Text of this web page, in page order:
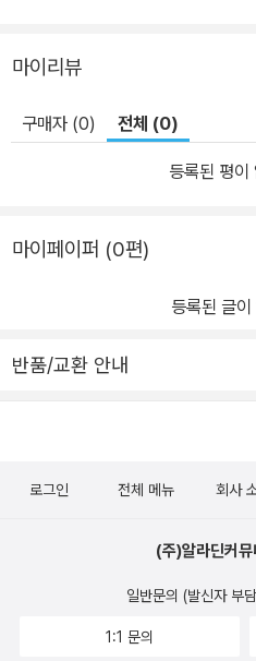
는 최우수 애니메이션상을 수상하
마이리뷰
구매자 (0) 전체 (0)
등록된 평이
마이페이퍼 (0편)
등록된 글
반품/교환 안내
로그인 전체 메뉴 회사
(주)알라딘커뮤
일반문의 (발신자 부
1:1 문의